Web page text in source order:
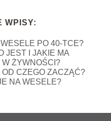
WPISY:
PO 40-TCE?
JEST I JAKIE MA
ŻYWNOŚCI?
OD CZEGO ZACZĄĆ?
NA WESELE?